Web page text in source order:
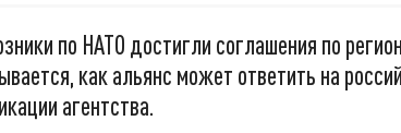
по НАТО достигли соглашения по
как альянс может ответить на
агентства.